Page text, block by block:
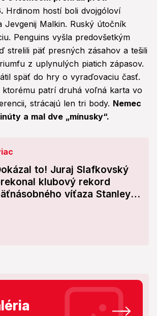
Hrdinom hostí boli dvojgóloví
Jevgenij Malkin. Ruský útočník
Penguins vyšla predovšetkým
strelili päť presných zásahov a tešili
z uplynulých piatich zápasov.
späť do hry o vyraďovaciu časť.
ktorému patrí druhá voľná karta vo
strácajú len tri body. Nemec
a mal dve „mínusky“.
to! Juraj Slafkovský
klubový rekord
víťaza Stanley